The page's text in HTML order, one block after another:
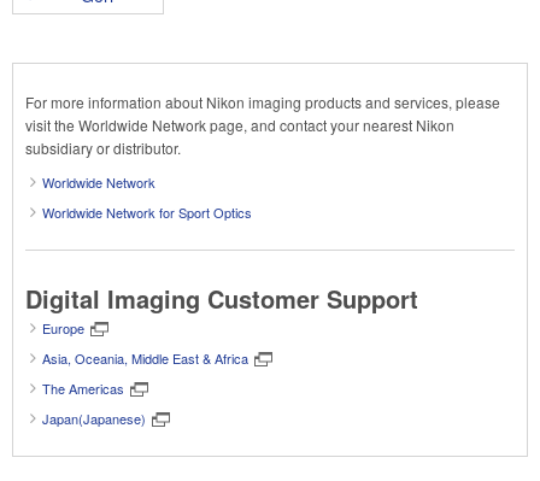
For more information about Nikon imaging products and services, please
visit the Worldwide Network page, and contact your nearest Nikon
subsidiary or distributor.
Worldwide Network
Worldwide Network for Sport Optics
Digital Imaging Customer Support
Europe
Asia, Oceania, Middle East & Africa
The Americas
Japan(Japanese)